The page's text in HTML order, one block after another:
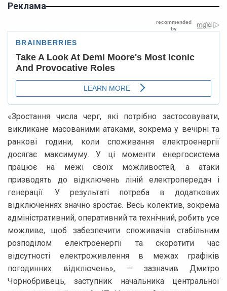
Реклама
«Зростання числа черг, які потрібно застосовувати,
викликане масованими атаками, зокрема у вечірні та
ранкові години, коли споживання електроенергії
досягає максимуму. У ці моменти енергосистема
працює на межі своїх можливостей, а атаки
призводять до відключень ліній електропередач і
генерації. У результаті потреба в додаткових
відключеннях значно зростає. Весь колектив, зокрема
адміністративний, оперативний та технічний, робить усе
можливе, щоб забезпечити споживачів стабільним
розподілом електроенергії та скоротити час
відсутності електроживлення в межах графіків
погодинних відключень», — зазначив Дмитро
Чорнобривець, заступник начальника центральної